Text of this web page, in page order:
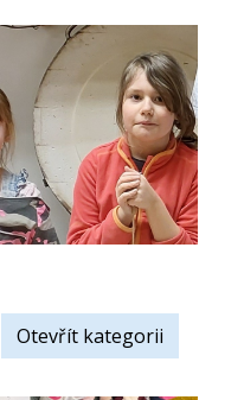
Otevřít kategorii